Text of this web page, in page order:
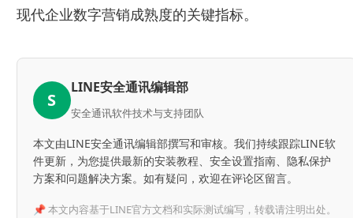
现代企业数字营销成熟度的关键指标。
S
LINE安全通讯编辑部
安全通讯软件技术与支持团队
本文由LINE安全通讯编辑部撰写和审核。我们持续跟踪LINE软
件更新，为您提供最新的安装教程、安全设置指南、隐私保护
方案和问题解决方案。如有疑问，欢迎在评论区留言。
📌 本文内容基于LINE官方文档和实际测试编写，转载请注明出处。